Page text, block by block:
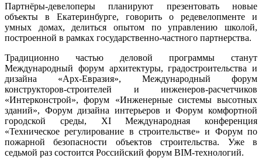
Партнёры-девелоперы планируют презентовать новые
объекты в Екатеринбурге, говорить о редевелопменте и
умных домах, делиться опытом по управлению школой,
построенной в рамках государственно-частного партнерства.
Традиционно частью деловой программы станут
Международный форум архитектуры, градостроительства и
дизайна «Арх-Евразия», Международный форум
конструкторов-строителей и инженеров-расчетчиков
«Интерконстрой», форум «Инженерные системы высотных
зданий», Форум дизайна интерьеров и Форум комфортной
городской среды, XI Международная конференция
«Техническое регулирование в строительстве» и Форум по
пожарной безопасности объектов строительства. Уже в
седьмой раз состоится Российский форум BIM-технологий.